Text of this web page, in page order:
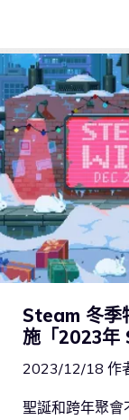
Steam 冬季
施「2023年
2023/12/18 作
聖誕和跨年聚會